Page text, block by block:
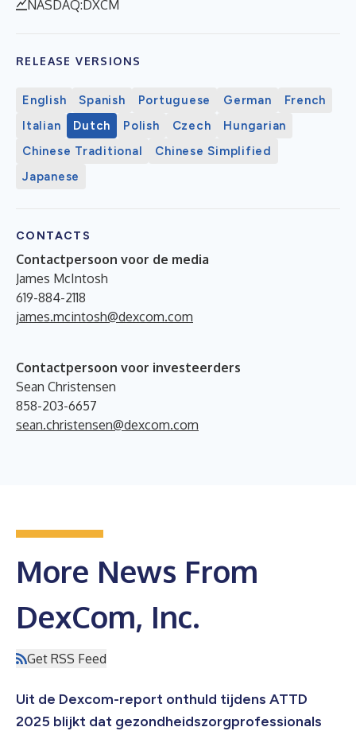
NASDAQ:DXCM
RELEASE VERSIONS
English Spanish Portuguese German
French
Italian
Dutch Polish Czech
Hungarian
Chinese Traditional
Chinese Simplified
Japanese
CONTACTS
Contactpersoon voor de media
James McIntosh
619-884-2118
james.mcintosh@dexcom.com
Contactpersoon voor investeerders
Sean Christensen
858-203-6657
sean.christensen@dexcom.com
More News From
DexCom, Inc.
Get RSS Feed
Uit de Dexcom-report onthuld tijdens ATTD
2025 blijkt dat gezondheidszorgprofessionals